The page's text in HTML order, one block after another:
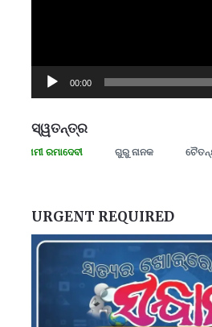
00:00
ସ୍ୱତନ୍ତ୍ର
ରମାଦେବୀ ଗୁରୁ ନାନକ ଚୈତନ୍ୟ
URGENT REQUIRED